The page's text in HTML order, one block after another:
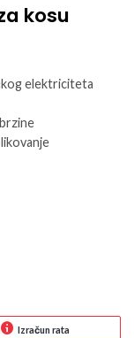
kosu
elektriciteta
Izračun rata